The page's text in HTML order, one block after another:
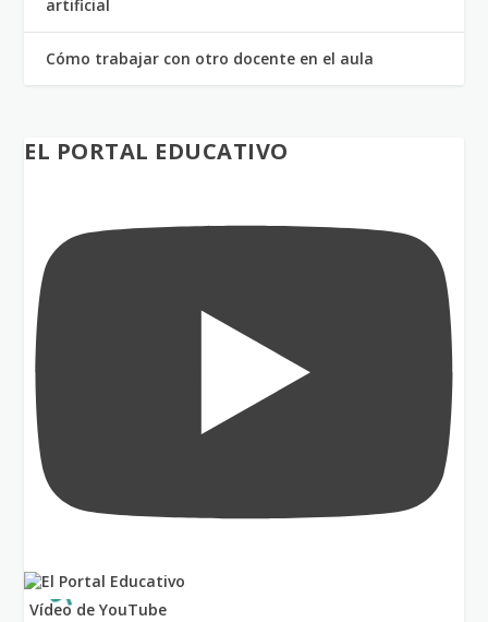
artificial
Cómo trabajar con otro docente en el aula
EL PORTAL EDUCATIVO
Vídeo de YouTube